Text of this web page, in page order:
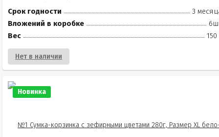
Срок годности
3
Вложений в коробке
Вес
150
Нет в наличии
Новинка